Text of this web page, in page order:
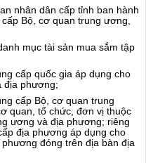
nhân dân cấp tỉnh ban hành
Bộ, cơ quan trung ương,
mục tài sản mua sắm tập
cấp quốc gia áp dụng cho
địa phương;
cấp Bộ, cơ quan trung
quan, tổ chức, đơn vị thuộc
ương và địa phương; riêng
địa phương áp dụng cho
phương đóng trên địa bàn địa